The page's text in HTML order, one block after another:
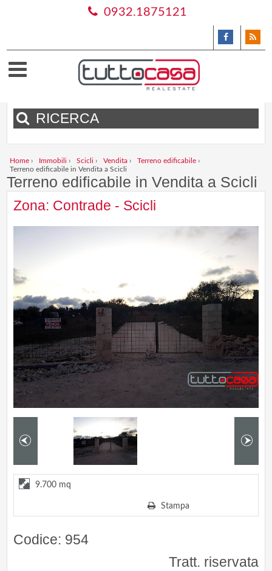
0932.1875121
RICERCA
Home › Immobili › Scicli › Vendita › Terreno edificabile ›
Terreno edificabile in Vendita a Scicli
Terreno edificabile in Vendita a Scicli
Zona: Contrade - Scicli
9.700 mq
Stampa
Codice: 954
Tratt. riservata